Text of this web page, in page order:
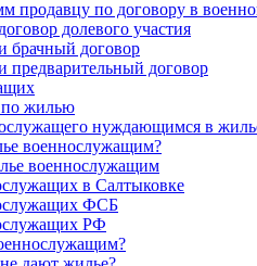
продавцу по договору в
долевого участия
брачный договор
предварительный договор
жилью
нуждающимся в
военнослужащим?
военнослужащим
в Салтыковке
ФСБ
РФ